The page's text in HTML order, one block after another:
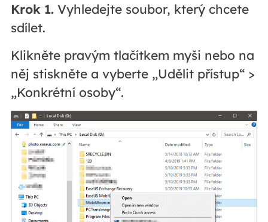
Krok 1.Vyhledejte soubor, který chcete
sdílet.
Klikněte pravým tlačítkem myši nebo na
něj stiskněte a vyberte „Udělit přístup“ >
„Konkrétní osoby“.